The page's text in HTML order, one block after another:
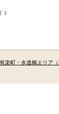
ト
楽町・水道橋エリア（